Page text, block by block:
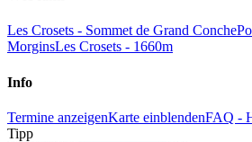
Les Crosets - Sommet de Grand Conche
MorginsLes Crosets - 1660m
Info
Termine anzeigenKarte einblendenFAQ -
Tipp